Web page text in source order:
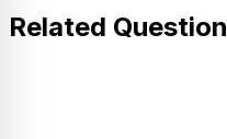
Related Question